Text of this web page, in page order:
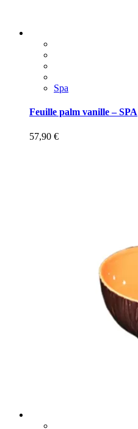
Spa
Feuille palm vanille – SPA
57,90 €